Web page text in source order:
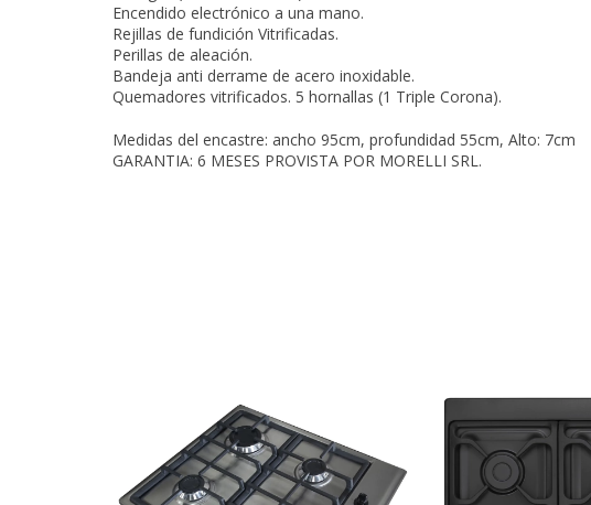
Encendido electrónico a una mano.
Rejillas de fundición Vitrificadas.
Perillas de aleación.
Bandeja anti derrame de acero inoxidable.
Quemadores vitrificados. 5 hornallas (1 Triple Corona).
Medidas del encastre: ancho 95cm, profundidad 55cm, Alto: 7cm
GARANTIA: 6 MESES PROVISTA POR MORELLI SRL.